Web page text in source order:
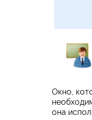
Окно,
она